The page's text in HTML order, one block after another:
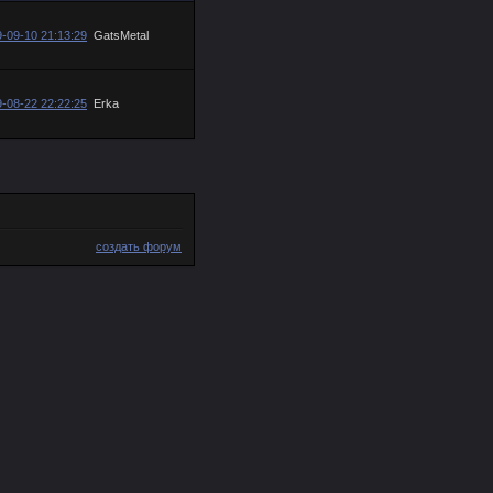
09-10 21:13:29 GatsMetal
08-22 22:22:25 Erka
создать форум